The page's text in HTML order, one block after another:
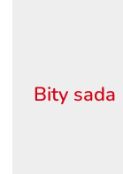
Bity sada